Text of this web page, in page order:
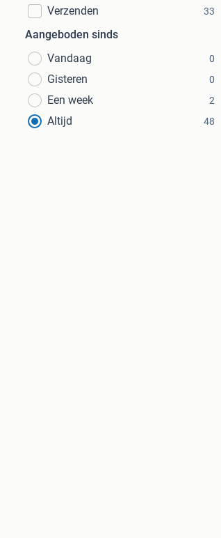
Verzenden 33
Aangeboden sinds
Vandaag
0
Gisteren 0
Een week 2
Altijd 48